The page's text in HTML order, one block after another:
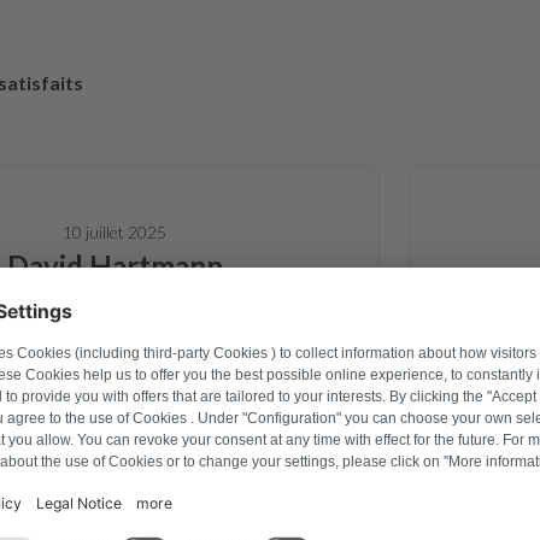
10 juillet 2025
Hartmann
carte électronique d un sèche linge
d alimentation, elle est revenue et
Pour le prix c est une
le sèche linge est reparti pour
années Je recommande 👍
Site
une